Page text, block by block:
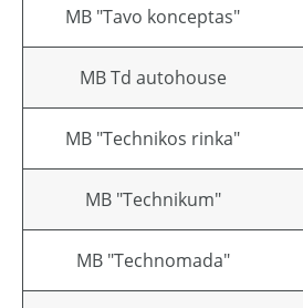
MB "Tavo konceptas"
MB Td autohouse
MB "Technikos rinka"
MB "Technikum"
MB "Technomada"